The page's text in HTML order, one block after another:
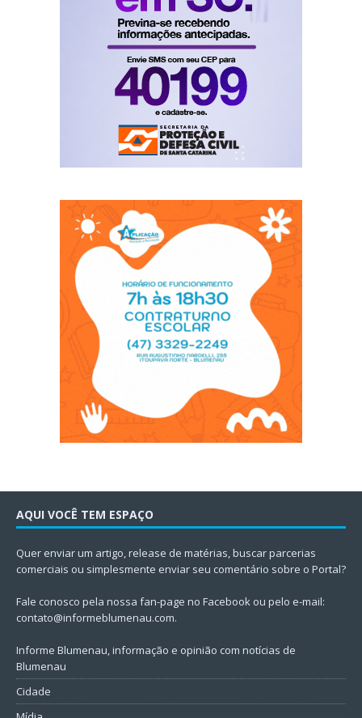
AQUI VOCÊ TEM ESPAÇO
Quer enviar um artigo, release de matérias, buscar parcerias
comerciais ou simplesmente enviar seu comentário sobre o Portal?
Fale conosco pela nossa fan-page no Facebook ou pelo e-mail:
contato@informeblumenau.com.
Informe Blumenau, informação e opinião com notícias de
Blumenau
Cidade